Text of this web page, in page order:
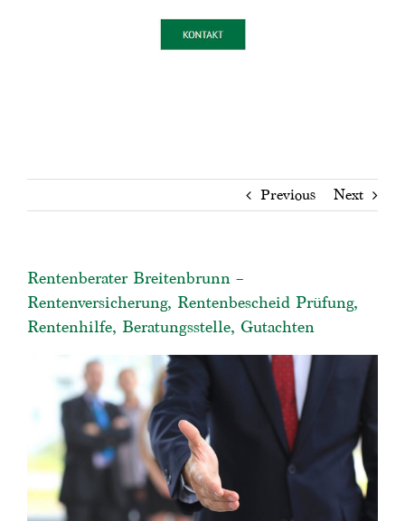
Previous Next
Rentenberater Breitenbrunn –
Rentenversicherung, Rentenbescheid Prüfung,
Rentenhilfe, Beratungsstelle, Gutachten